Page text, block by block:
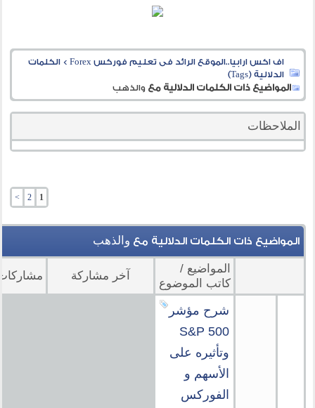
اف اكس ارابيا..الموقع الرائد فى تعليم فوركس Forex >الكلمات
الدلالية (Tags)
المواضيع ذات الكلمات الدلالية معوالذهب
الملاحظات
1
2
>
المواضيع ذات الكلمات الدلالية مع والذهب
المواضيع /
كاتب الموضوع
آخر مشاركة
شرح مؤشر
S&P 500
وتأثيره على
الأسهم و
الفوركس